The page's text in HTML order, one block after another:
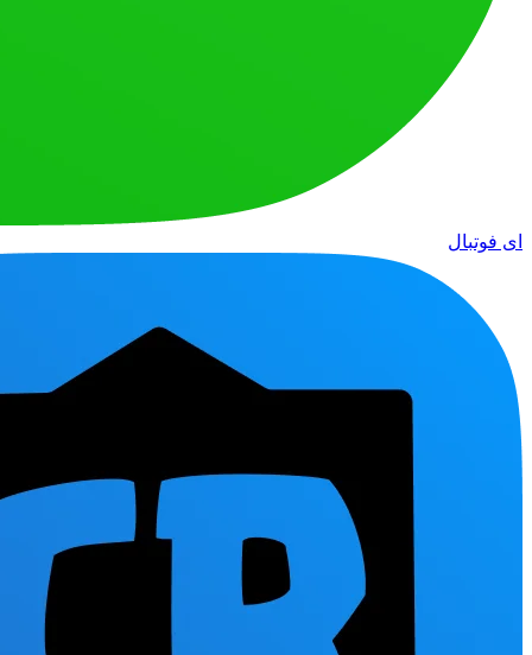
ای فوتبال